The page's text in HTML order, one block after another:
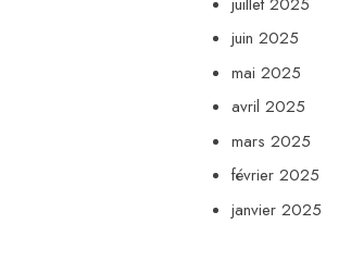
juin 2025
mai 2025
avril 2025
mars 2025
février 2025
janvier 2025